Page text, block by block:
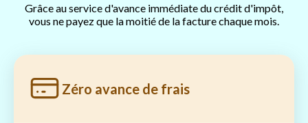
Grâce au service d'avance immédiate du crédit d'impôt,
vous ne payez que la moitié de la facture chaque mois.
Zéro avance de frais